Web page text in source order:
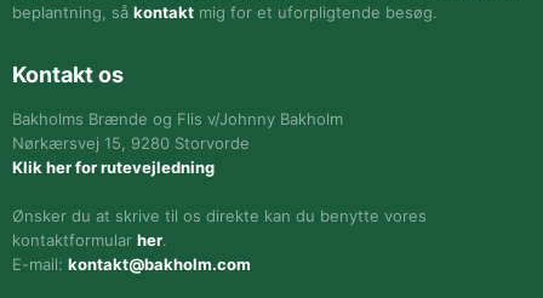
beplantning, så kontaktmig for et uforpligtende besøg.
Kontakt os
​Bakholms Brænde og Flis v/Johnny Bakholm
Nørkærsvej 15, 9280 Storvorde
Klik her for rutevejledning
Ønsker du at skrive til os direkte kan du benytte vores
kontaktformular her.
E-mail: kontakt@bakholm.com